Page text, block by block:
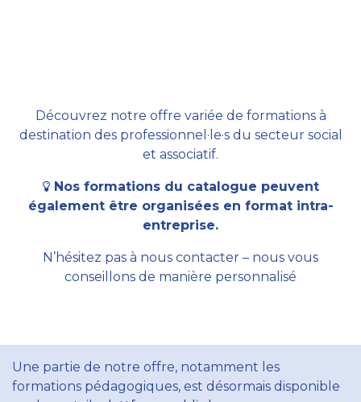
Découvrez notre offre variée de formations à
destination des professionnel·le·s du secteur social
et associatif.
Nos formations du catalogue peuvent
également être organisées en format intra-
entreprise.
N’hésitez pas à nous contacter – nous vous
conseillons de manière personnalisé
Une partie de notre offre, notamment les
formations pédagogiques, est désormais disponible